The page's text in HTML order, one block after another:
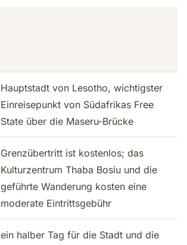
Hauptstadt von Lesotho, wichtigster
Einreisepunkt von Südafrikas Free
State über die Maseru-Brücke
Grenzübertritt ist kostenlos; das
Kulturzentrum Thaba Bosiu und die
geführte Wanderung kosten eine
moderate Eintrittsgebühr
ein halber Tag für die Stadt und die